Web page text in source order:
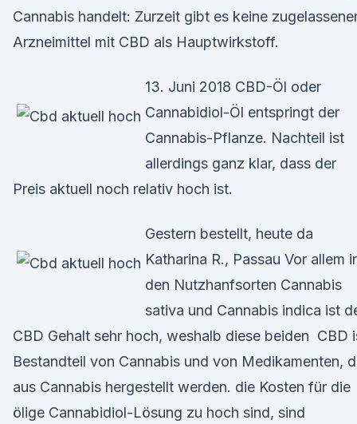
Cannabis handelt: Zurzeit gibt es keine
Arzneimittel mit CBD als Hauptwirkstoff.
13. Juni 2018 CBD-Öl oder
Cannabidiol-Öl entspringt der
Cannabis-Pflanze. Nachteil ist
allerdings ganz klar, dass der
Preis aktuell noch relativ hoch ist.
Gestern bestellt, heute da
Katharina R., Passau Vor allem
den Nutzhanfsorten Cannabis
sativa und Cannabis indica ist
CBD Gehalt sehr hoch, weshalb diese beiden CBD
Bestandteil von Cannabis und von Medikamenten,
aus Cannabis hergestellt werden. die Kosten für die
ölige Cannabidiol-Lösung zu hoch sind, sind